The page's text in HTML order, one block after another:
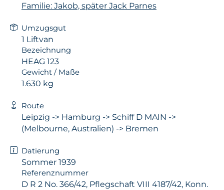
Familie: Jakob, später Jack Parnes
Umzugsgut
1 Liftvan
Bezeichnung
HEAG 123
Gewicht / Maße
1.630 kg
Route
Leipzig -> Hamburg -> Schiff D MAIN ->
(Melbourne, Australien) -> Bremen
Datierung
Sommer 1939
Referenznummer
D R 2 No. 366/42, Pflegschaft VIII 4187/42, Konn.